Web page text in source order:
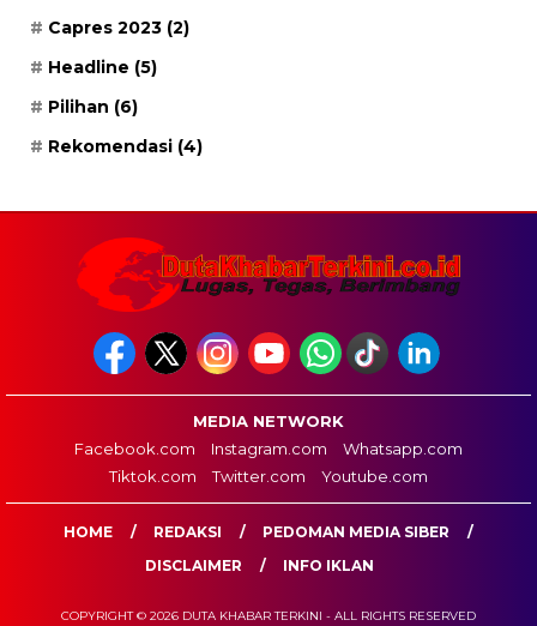
Capres 2023 (2)
Headline (5)
Pilihan (6)
Rekomendasi (4)
MEDIA NETWORK
Facebook.com
Instagram.com
Whatsapp.com
Tiktok.com
Twitter.com Youtube.com
HOME REDAKSI
PEDOMAN MEDIA SIBER
DISCLAIMER
INFO IKLAN
COPYRIGHT © 2026 DUTA KHABAR TERKINI - ALL RIGHTS RESERVED